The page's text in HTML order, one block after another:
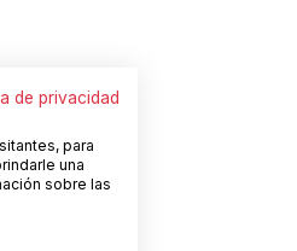
de privacidad
para
una
sobre las